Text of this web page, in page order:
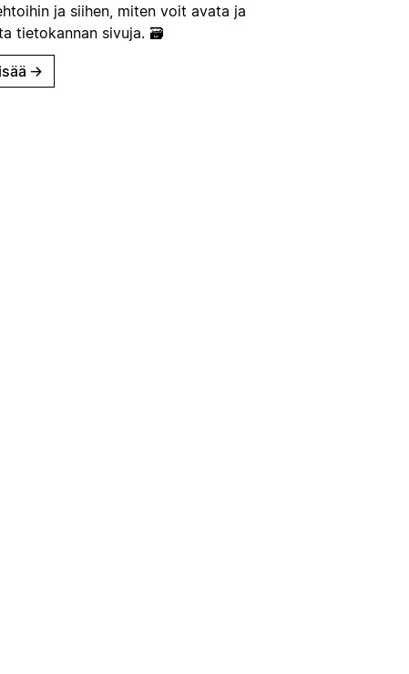
ja siihen, miten voit avata ja
tietokannan sivuja. 🗃
→